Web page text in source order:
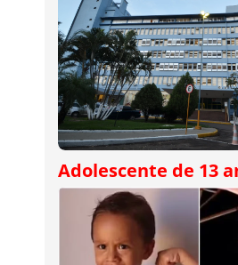
Adolescente de 13